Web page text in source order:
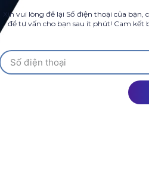
Xin vui lòng để lại Số điện thoại của bạn,
để tư vấn cho bạn sau ít phút! Cam kết